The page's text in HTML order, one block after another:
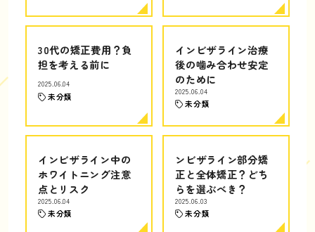
30代の矯正費用？負
担を考える前に
2025.06.04
未分類
インビザライン治療
後の噛み合わせ安定
のために
2025.06.04
未分類
インビザライン中の
ホワイトニング注意
点とリスク
2025.06.04
未分類
ンビザライン部分矯
正と全体矯正？どち
らを選ぶべき？
2025.06.03
未分類